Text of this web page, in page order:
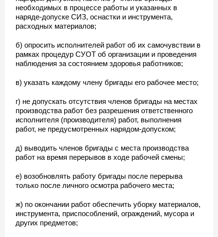
необходимых в процессе работы и указанных в
наряде-допуске СИЗ, оснастки и инструмента,
расходных материалов;
б) опросить исполнителей работ об их самочувствии в
рамках процедур СУОТ об организации и проведения
наблюдения за состоянием здоровья работников;
в) указать каждому члену бригады его рабочее место;
г) не допускать отсутствия членов бригады на местах
производства работ без разрешения ответственного
исполнителя (производителя) работ, выполнения
работ, не предусмотренных нарядом-допуском;
д) выводить членов бригады с места производства
работ на время перерывов в ходе рабочей смены;
е) возобновлять работу бригады после перерыва
только после личного осмотра рабочего места;
ж) по окончании работ обеспечить уборку материалов,
инструмента, приспособлений, ограждений, мусора и
других предметов;